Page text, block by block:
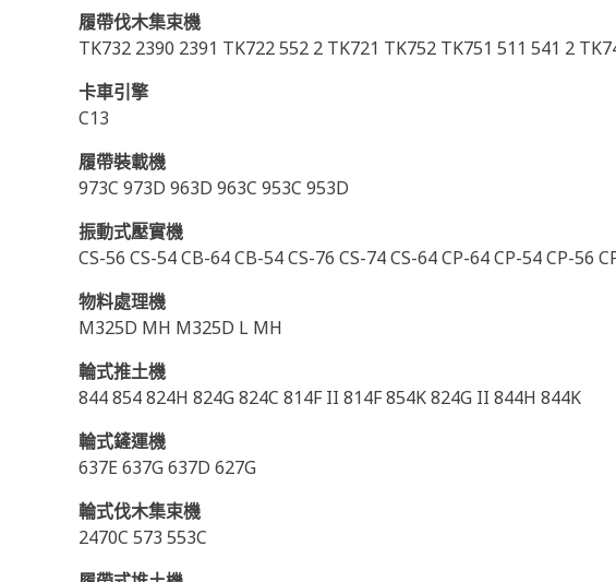
履帶伐木集束機
TK732 2390 2391 TK722 552 2 TK721 TK752 TK751 511 541 2
卡車引擎
C13
履帶裝載機
973C 973D 963D 963C 953C 953D
振動式壓實機
CS-56 CS-54 CB-64 CB-54 CS-76 CS-74 CS-64 CP-64 CP-54 CP-56
物料處理機
M325D MH M325D L MH
輪式推土機
844 854 824H 824G 824C 814F II 814F 854K 824G II 844H 844K
輪式鏟運機
637E 637G 637D 627G
輪式伐木集束機
2470C 573 553C